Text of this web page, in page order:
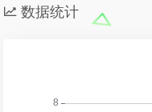
数据统计